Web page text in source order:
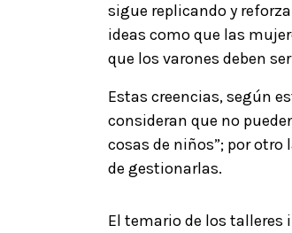
sigue replicando y
ideas como que las
que los varones deben
Estas creencias, según
consideran que no
cosas de niños”; por otro
de gestionarlas.
El temario de los talleres